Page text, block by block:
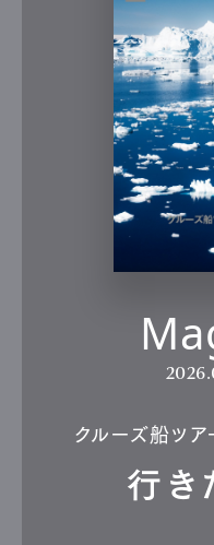
クルーズ船ツ
行き